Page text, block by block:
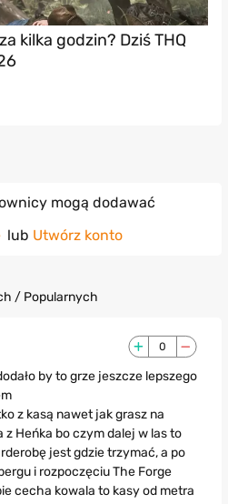
kilka godzin? Dziś THQ
mogą dodawać
lub Utwórz konto
/ Popularnych
0
by to grze jeszcze lepszego
z kasą nawet jak grasz na
z Heńka bo czym dalej w las to
jest gdzie trzymać, a po
i rozpoczęciu The Forge
cecha kowala to kasy od metra